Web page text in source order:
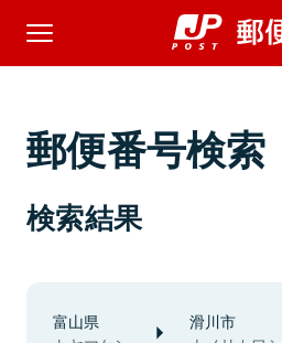
郵便番号検索
検索結果
富山県 滑川市